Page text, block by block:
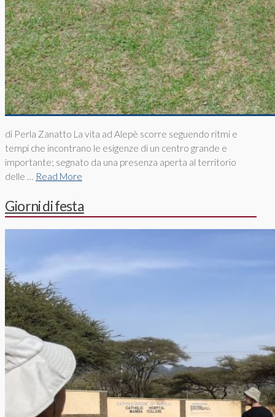
di Perla Zanatto La vita ad Alepè scorre seguendo ritmi e
tempi che incontrano le esigenze di un centro grande e
importante; segnato da una presenza aperta al territorio
delle … Read More
Giorni di festa